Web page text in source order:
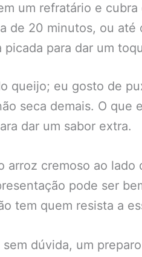
um refratário e
de 20 minutos, ou
picada para dar um
queijo; eu gosto de
seca demais. O
dar um sabor extra.
arroz cremoso ao
pode ser
tem quem resista a
dúvida, um